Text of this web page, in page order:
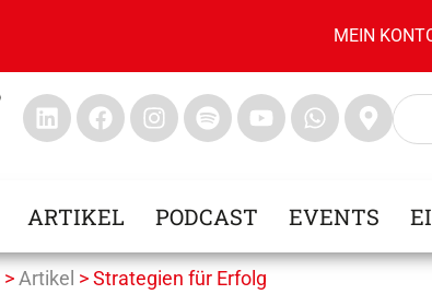
MEIN
ARTIKEL PODCAST EVENTS
> Artikel >Strategien für Erfolg